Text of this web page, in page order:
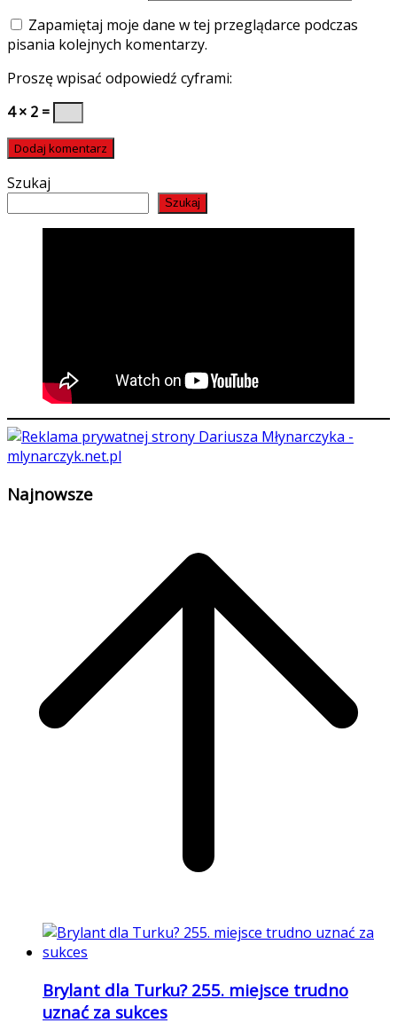
Zapamiętaj moje dane w tej przeglądarce podczas
pisania kolejnych komentarzy.
Proszę wpisać odpowiedź cyframi:
4 × 2 =
Szukaj
Szukaj
Najnowsze
Brylant dla Turku? 255. miejsce trudno
uznać za sukces